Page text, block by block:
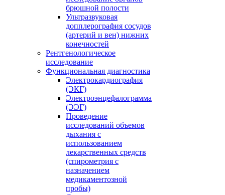
брюшной полости
Ультразвуковая
допплерография сосудов
(артерий и вен) нижних
конечностей
Рентгенологическое
исследование
Функциональная диагностика
Электрокардиография
(ЭКГ)
Электроэнцефалограмма
(ЭЭГ)
Проведение
исследований объемов
дыхания с
использованием
лекарственных средств
(спирометрия с
назначением
медикаментозной
пробы)